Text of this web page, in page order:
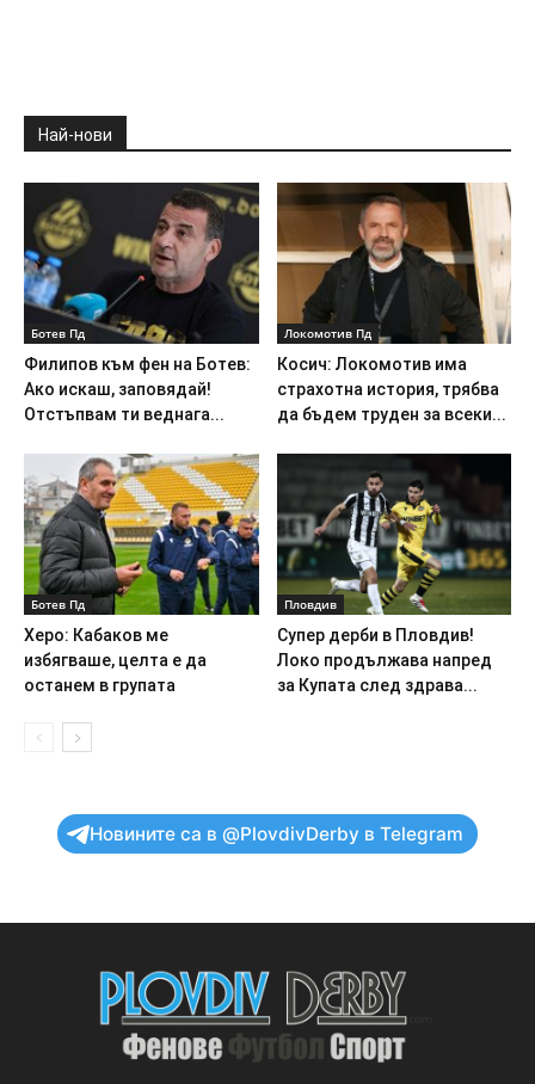
Най-нови
Ботев Пд
Филипов към фен на Ботев:
Ако искаш, заповядай!
Отстъпвам ти веднага...
Локомотив Пд
Косич: Локомотив има
страхотна история, трябва
да бъдем труден за всеки...
Ботев Пд
Херо: Кабаков ме
избягваше, целта е да
останем в групата
Пловдив
Супер дерби в Пловдив!
Локо продължава напред
за Купата след здрава...
Новините са в @PlovdivDerby в Telegram